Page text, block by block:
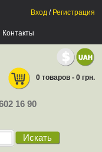
Контакты
Вход / Регистрация
16 90
Искать
0 товаров - 0 грн.